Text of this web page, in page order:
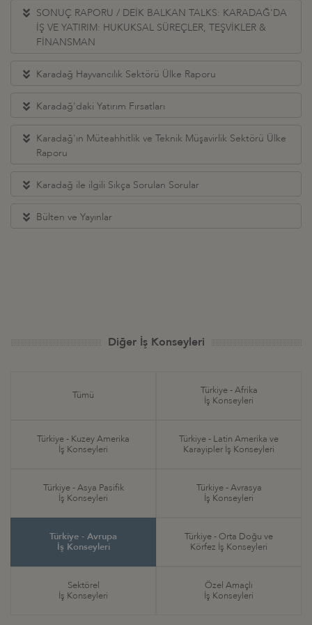
SONUÇ RAPORU / DEİK BALKAN TALKS: KARADAĞ'DA
İŞ VE YATIRIM: HUKUKSAL SÜREÇLER, TEŞVİKLER &
FİNANSMAN
Karadağ Hayvancılık Sektörü Ülke Raporu
Karadağ'daki Yatırım Fırsatları
Karadağ'ın Müteahhitlik ve Teknik Müşavirlik Sektörü Ülke
Raporu
Karadağ ile ilgili Sıkça Sorulan Sorular
Bülten ve Yayınlar
Diğer İş Konseyleri
Tümü
Türkiye - Afrika
İş Konseyleri
Türkiye - Kuzey Amerika
İş Konseyleri
Türkiye - Latin Amerika ve
Karayipler İş Konseyleri
Türkiye - Asya Pasifik
İş Konseyleri
Türkiye - Avrasya
İş Konseyleri
Türkiye - Avrupa
İş Konseyleri
Türkiye - Orta Doğu ve
Körfez İş Konseyleri
Sektörel
İş Konseyleri
Özel Amaçlı
İş Konseyleri